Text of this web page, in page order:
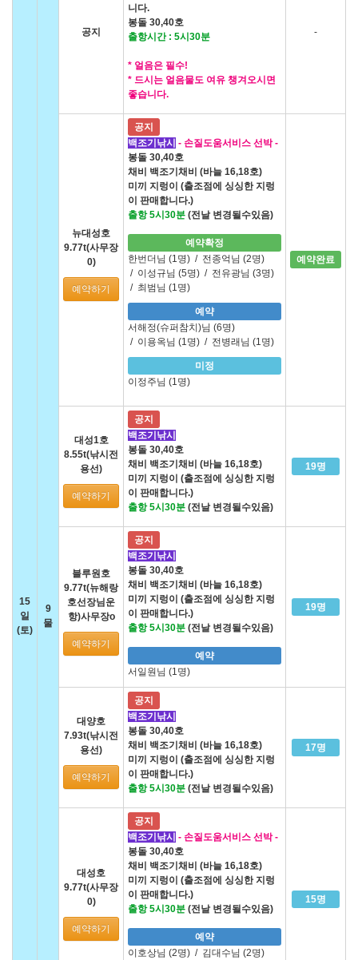
15
일
(토)
9
물
공지
니다.
봉돌 30,40호
출항시간 : 5시30분
* 얼음은 필수!
* 드시는 얼음물도 여유 챙겨오시면
좋습니다.
-
뉴대성호
9.77t(사무장
0)
예약하기
공지
백조기낚시 - 손질도움서비스 선박 -
봉돌 30,40호
채비 백조기채비 (바늘 16,18호)
미끼 지렁이 (출조점에 싱싱한 지렁
이 판매합니다.)
출항 5시30분 (전날 변경될수있음)
예약확정
한번더님 (1명) / 전종억님 (2명)
/ 이성규님 (5명) / 전유광님 (3명)
/ 최범님 (1명)
예약
서해정(슈퍼참치)님 (6명)
/ 이용옥님 (1명) / 전병래님 (1명)
미정
이정주님 (1명)
예약완료
대성1호
8.55t(낚시전
용선)
예약하기
공지
백조기낚시
봉돌 30,40호
채비 백조기채비 (바늘 16,18호)
미끼 지렁이 (출조점에 싱싱한 지렁
이 판매합니다.)
출항 5시30분 (전날 변경될수있음)
19명
블루원호
9.77t(뉴해랑
호선장님운
항)사무장o
예약하기
공지
백조기낚시
봉돌 30,40호
채비 백조기채비 (바늘 16,18호)
미끼 지렁이 (출조점에 싱싱한 지렁
이 판매합니다.)
출항 5시30분 (전날 변경될수있음)
예약
서일원님 (1명)
19명
대양호
7.93t(낚시전
용선)
예약하기
공지
백조기낚시
봉돌 30,40호
채비 백조기채비 (바늘 16,18호)
미끼 지렁이 (출조점에 싱싱한 지렁
이 판매합니다.)
출항 5시30분 (전날 변경될수있음)
17명
대성호
9.77t(사무장
0)
예약하기
공지
백조기낚시 - 손질도움서비스 선박 -
봉돌 30,40호
채비 백조기채비 (바늘 16,18호)
미끼 지렁이 (출조점에 싱싱한 지렁
이 판매합니다.)
출항 5시30분 (전날 변경될수있음)
예약
이호상님 (2명) / 김대수님 (2명)
15명